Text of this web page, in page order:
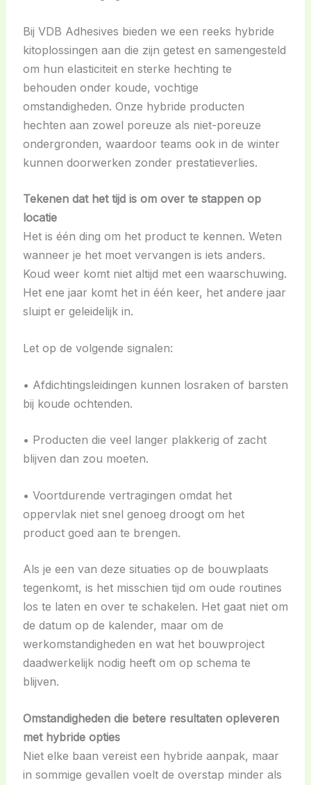
Bij VDB Adhesives bieden we een reeks hybride
kitoplossingen aan die zijn getest en samengesteld
om hun elasticiteit en sterke hechting te
behouden onder koude, vochtige
omstandigheden. Onze hybride producten
hechten aan zowel poreuze als niet-poreuze
ondergronden, waardoor teams ook in de winter
kunnen doorwerken zonder prestatieverlies.
Tekenen dat het tijd is om over te stappen op
locatie
Het is één ding om het product te kennen. Weten
wanneer je het moet vervangen is iets anders.
Koud weer komt niet altijd met een waarschuwing.
Het ene jaar komt het in één keer, het andere jaar
sluipt er geleidelijk in.
Let op de volgende signalen:
• Afdichtingsleidingen kunnen losraken of barsten
bij koude ochtenden.
• Producten die veel langer plakkerig of zacht
blijven dan zou moeten.
• Voortdurende vertragingen omdat het
oppervlak niet snel genoeg droogt om het
product goed aan te brengen.
Als je een van deze situaties op de bouwplaats
tegenkomt, is het misschien tijd om oude routines
los te laten en over te schakelen. Het gaat niet om
de datum op de kalender, maar om de
werkomstandigheden en wat het bouwproject
daadwerkelijk nodig heeft om op schema te
blijven.
Omstandigheden die betere resultaten opleveren
met hybride opties
Niet elke baan vereist een hybride aanpak, maar
in sommige gevallen voelt de overstap minder als